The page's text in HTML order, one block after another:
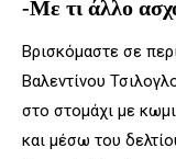
-Με τι άλλο
Βρισκόμαστε σε
Βαλεντίνου
στο στομάχι με
και μέσω του